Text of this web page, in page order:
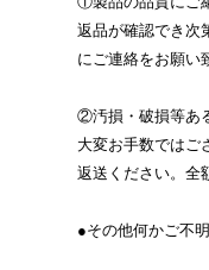
返品が確認でき次
にご連絡をお願い
②汚損・破損等あ
大変お手数ではご
返送ください。全
●その他何かご不